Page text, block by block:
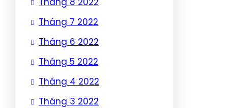
Tháng 7 2022
Tháng 6 2022
Tháng 5 2022
Tháng 4 2022
Tháng 3 2022